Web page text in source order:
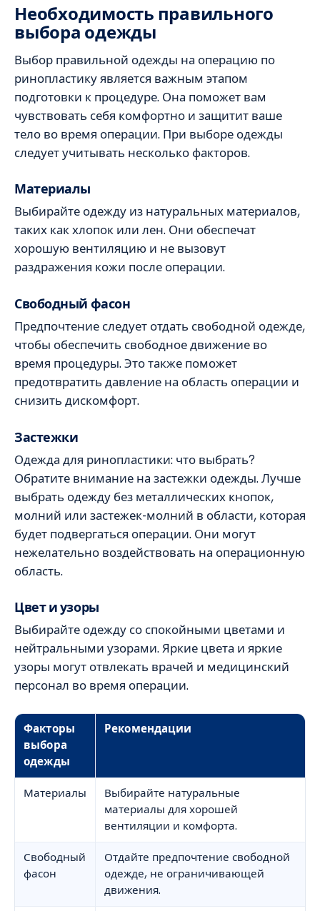
Необходимость правильного
выбора одежды
Выбор правильной одежды на операцию по
ринопластику является важным этапом
подготовки к процедуре. Она поможет вам
чувствовать себя комфортно и защитит ваше
тело во время операции. При выборе одежды
следует учитывать несколько факторов.
Материалы
Выбирайте одежду из натуральных материалов,
таких как хлопок или лен. Они обеспечат
хорошую вентиляцию и не вызовут
раздражения кожи после операции.
Свободный фасон
Предпочтение следует отдать свободной одежде,
чтобы обеспечить свободное движение во
время процедуры. Это также поможет
предотвратить давление на область операции и
снизить дискомфорт.
Застежки
Одежда для ринопластики: что выбрать?
Обратите внимание на застежки одежды. Лучше
выбрать одежду без металлических кнопок,
молний или застежек-молний в области, которая
будет подвергаться операции. Они могут
нежелательно воздействовать на операционную
область.
Цвет и узоры
Выбирайте одежду со спокойными цветами и
нейтральными узорами. Яркие цвета и яркие
узоры могут отвлекать врачей и медицинский
персонал во время операции.
Факторы
выбора
одежды
Рекомендации
Материалы
Выбирайте натуральные
материалы для хорошей
вентиляции и комфорта.
Свободный
фасон
Отдайте предпочтение свободной
одежде, не ограничивающей
движения.